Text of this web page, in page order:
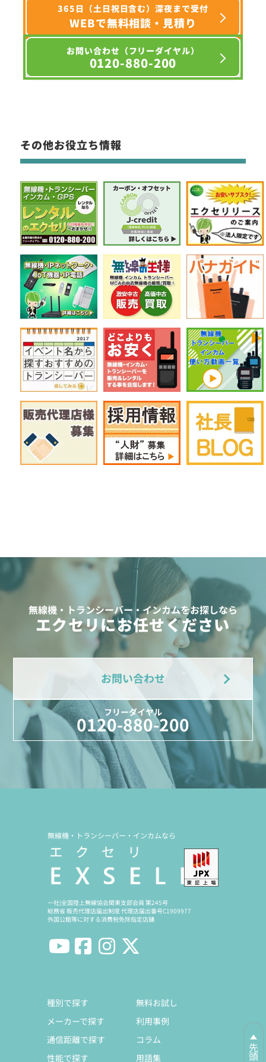
365日（土日祝日含む）深夜まで受付
WEBで無料相談・見積り
お問い合わせ（フリーダイヤル）
0120-880-200
その他お役立ち情報
無線機・トランシーバー・インカムをお探しなら
エクセリにお任せください
お問い合わせ
フリーダイヤル
0120-880-200
無線機・トランシーバー・インカムなら
一社)全国陸上無線協会関東支部会員 第245号
総務省 販売代理店届出制度 代理店届出番号C1909977
外国公館等に対する消費税免除指定店舗
種別で探す
メーカーで探す
通信距離で探す
性能で探す
無料お試し
利用事例
コラム
用語集